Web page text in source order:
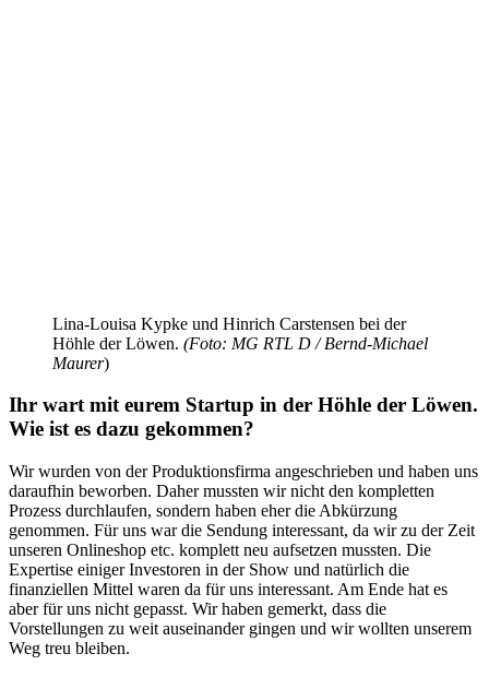
Lina-Louisa Kypke und Hinrich Carstensen bei der
Höhle der Löwen. (Foto: MG RTL D / Bernd-Michael
Maurer)
Ihr wart mit eurem Startup in der Höhle der Löwen.
Wie ist es dazu gekommen?
Wir wurden von der Produktionsfirma angeschrieben und haben uns
daraufhin beworben. Daher mussten wir nicht den kompletten
Prozess durchlaufen, sondern haben eher die Abkürzung
genommen. Für uns war die Sendung interessant, da wir zu der Zeit
unseren Onlineshop etc. komplett neu aufsetzen mussten. Die
Expertise einiger Investoren in der Show und natürlich die
finanziellen Mittel waren da für uns interessant. Am Ende hat es
aber für uns nicht gepasst. Wir haben gemerkt, dass die
Vorstellungen zu weit auseinander gingen und wir wollten unserem
Weg treu bleiben.